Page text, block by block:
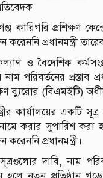
কারিগরি প্রশিক্ষণ
প্রধানমন্ত্রী
ও বৈদেশিক
নাম পরিবর্তনের প্রস্তাব
ব্যুরোর (বিএমইটি)
কার্যালয়ের একটি
করার সুপারিশ করা
প্রধানমন্ত্রী।
সূত্রগুলোর দাবি, নাম